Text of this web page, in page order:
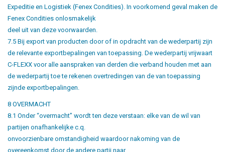
Expeditie en Logistiek (Fenex Condities). In voorkomend geval maken de
Fenex Condities onlosmakelijk
deel uit van deze voorwaarden.
7.5 Bij export van producten door of in opdracht van de wederpartij zijn
de relevante exportbepalingen van toepassing. De wederpartij vrijwaart
C-FLEXX voor alle aanspraken van derden die verband houden met aan
de wederpartij toe te rekenen overtredingen van de van toepassing
zijnde exportbepalingen.
8 OVERMACHT
8.1 Onder “overmacht” wordt ten deze verstaan: elke van de wil van
partijen onafhankelijke c.q.
onvoorzienbare omstandigheid waardoor nakoming van de
overeenkomst door de andere partij naar